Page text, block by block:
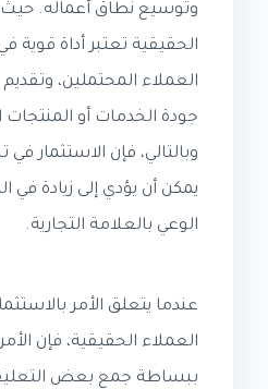
وتوسيع نطاق أعماله.
الحقيقية تعتبر أداة قوية
العملاء المحتملين،
جودة الخدمات أو المنتجات
وبالتالي، فإن الاستثمار
يمكن أن يؤدي إلى زيادة في
الوعي بالعلامة التجارية.
عندما يتعلق الأمر
العملاء الحقيقية، فإن
ببساطة جمع بعض